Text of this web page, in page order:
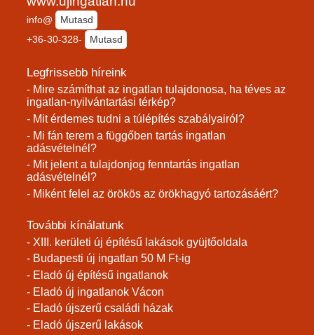
info@
Mutasd
+36-30-328-
Mutasd
Legfrissebb híreink
- Mire számíthat az ingatlan tulajdonosa, ha téves az
ingatlan-nyilvántartási térkép?
- Mit érdemes tudni a túlépítés szabályairól?
- Mi fán terem a függőben tartás ingatlan
adásvételnél?
- Mit jelent a tulajdonjog fenntartás ingatlan
adásvételnél?
- Miként felel az örökös az örökhagyó tartozásáért?
További kínálatunk
- XIII. kerületi új építésű lakások gyüjtőoldala
- Budapesti új ingatlan 50 M Ft-ig
- Eladó új építésű ingatlanok
- Eladó új ingatlanok Vácon
- Eladó újszerű családi házak
- Eladó újszerű lakások